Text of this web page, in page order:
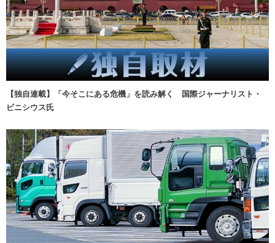
【独自連載】「今そこにある危機」を読み解く 国際ジャーナリスト・
ビニシウス氏